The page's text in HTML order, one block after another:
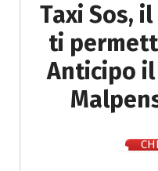
Taxi Sos,
ti
Anticipo il